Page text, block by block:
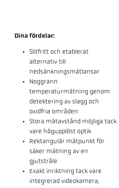
Dina fördelar:
Slitfritt och etablerat
alternativ till
nedsänkningsmätlansar
Noggrann
temperaturmätning genom
detektering av slagg och
oxidfria områden
Stora mätavstånd möjliga tack
vare högupplöst optik
Rektangulär mätpunkt för
säker mätning av en
gjutstråle
Exakt inriktning tack vare
integrerad videokamera,